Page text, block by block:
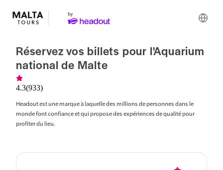
Réservez vos billets pour l'Aquarium
national de Malte
4.3(933)
Headout est une marque à laquelle des millions de personnes dans le
monde font confiance et qui propose des expériences de qualité pour
profiter du lieu.